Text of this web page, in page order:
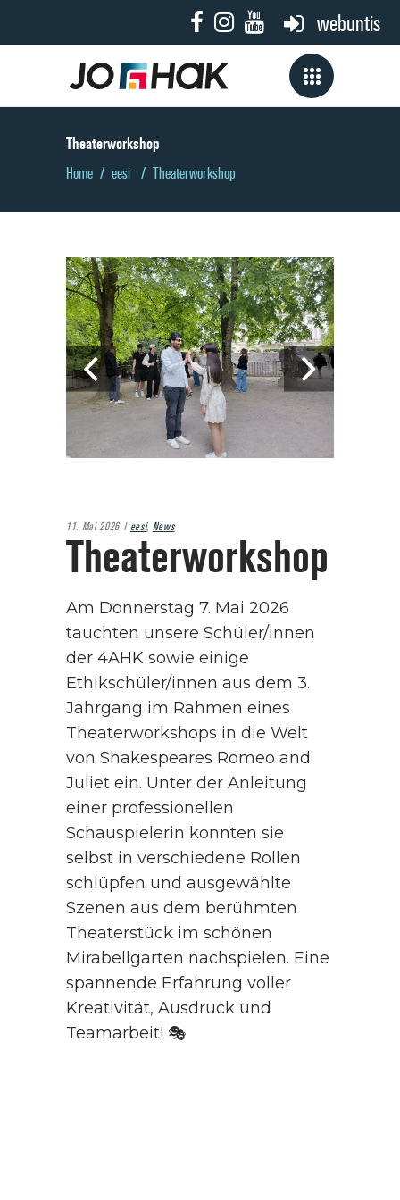
webuntis
Theaterworkshop
Home / eesi / Theaterworkshop
11. Mai 2026 eesi, News
Theaterworkshop
Am Donnerstag 7. Mai 2026
tauchten unsere Schüler/innen
der 4AHK sowie einige
Ethikschüler/innen aus dem 3.
Jahrgang im Rahmen eines
Theaterworkshops in die Welt
von Shakespeares Romeo and
Juliet ein. Unter der Anleitung
einer professionellen
Schauspielerin konnten sie
selbst in verschiedene Rollen
schlüpfen und ausgewählte
Szenen aus dem berühmten
Theaterstück im schönen
Mirabellgarten nachspielen. Eine
spannende Erfahrung voller
Kreativität, Ausdruck und
Teamarbeit! 🎭